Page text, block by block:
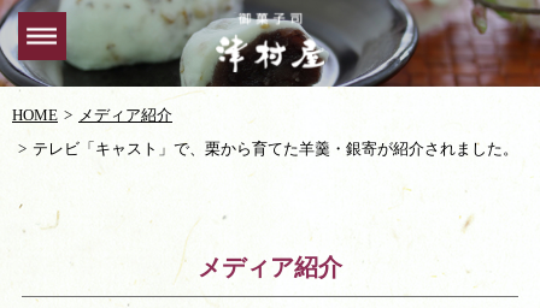
HOME
メディア紹介
テレビ「キャスト」で、栗から育てた羊羹・銀寄が紹介されました。
メディア紹介